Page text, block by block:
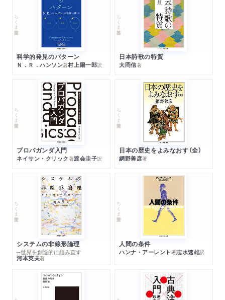
ちくま学芸文庫
科学的発見のパターン
Ｎ．Ｒ．ハンソン著村上陽一郎訳
ちくま学芸文庫
日本詩歌の特質
大岡信著
ちくま学芸文庫
プロパガンダ入門
ネイサン・クリック著渡会圭子訳
ちくま学芸文庫
日本の歴史をよみなおす（全）
網野善彦著
ちくま学芸文庫
システムの非線形論理
─世界を創造的に組み直す
河本英夫著
ちくま学芸文庫
人間の条件
ハンナ・アーレント 著志水速雄訳